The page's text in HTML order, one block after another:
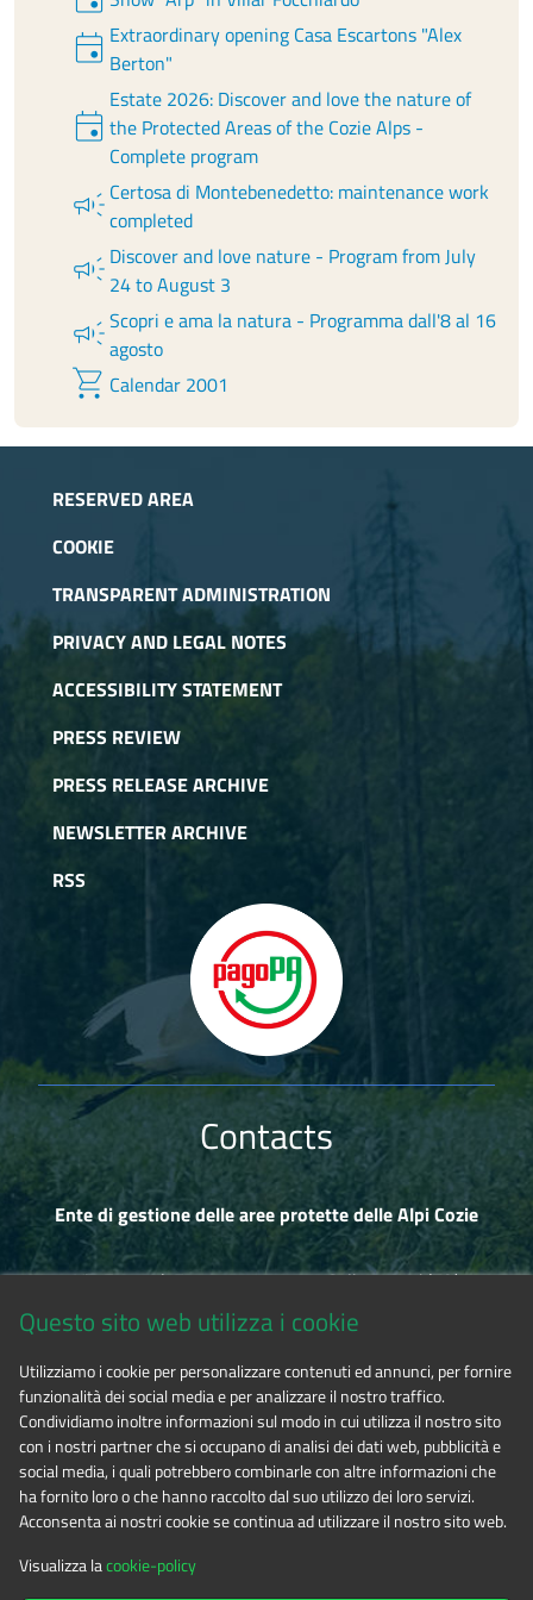
event Extraordinary opening Casa Escartons "Alex
Berton"
event
Estate 2026: Discover and love the nature of
the Protected Areas of the Cozie Alps -
Complete program
campaign Certosa di Montebenedetto: maintenance work
completed
campaign Discover and love nature - Program from July
24 to August 3
campaignScopri e ama la natura - Programma dall'8 al 16
agosto
shopping_cart Calendar 2001
RESERVED AREA
COOKIE
TRANSPARENT ADMINISTRATION
PRIVACY AND LEGAL NOTES
ACCESSIBILITY STATEMENT
PRESS REVIEW
PRESS RELEASE ARCHIVE
NEWSLETTER ARCHIVE
RSS
Contacts
Ente di gestione delle aree protette delle Alpi Cozie
Via Fransuà Fontan, 1 - 10050 Salbertrand (TO)
Phone 0122.854720
E-mailalpicozie@cert.ruparpiemonte.it
Questo sito web utilizza i cookie
Utilizziamo i cookie per personalizzare contenuti ed annunci, per fornire
funzionalità dei social media e per analizzare il nostro traffico.
Condividiamo inoltre informazioni sul modo in cui utilizza il nostro sito
con i nostri partner che si occupano di analisi dei dati web, pubblicità e
social media, i quali potrebbero combinarle con altre informazioni che
ha fornito loro o che hanno raccolto dal suo utilizzo dei loro servizi.
Acconsenta ai nostri cookie se continua ad utilizzare il nostro sito web.
Visualizza lacookie-policy